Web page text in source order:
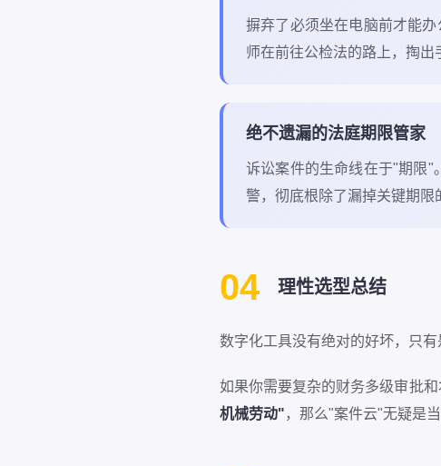
摒弃了必须坐在电脑前才能
师在前往公检法的路上，掏出
绝不遗漏的法庭期限管家
诉讼案件的生命线在于"期限"
警，彻底根除了漏掉关键期限
04 理性选型总结
数字化工具没有绝对的好坏，只有
如果你需要复杂的财务多级审批
机械劳动" ，那么"案件云"无疑是